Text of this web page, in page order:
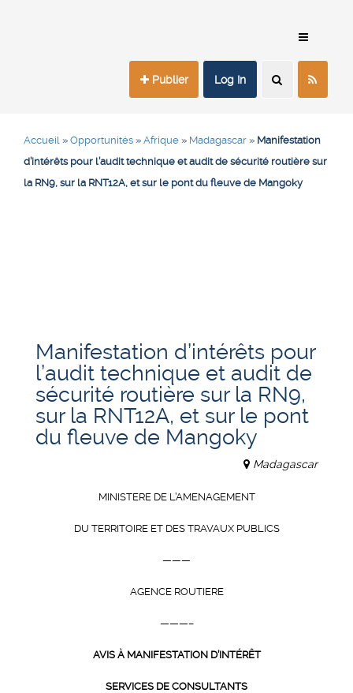
Publier Log In
Accueil » Opportunités » Afrique » Madagascar » Manifestation
d’intérêts pour l’audit technique et audit de sécurité routière sur
la RN9, sur la RNT12A, et sur le pont du fleuve de Mangoky
Manifestation d’intérêts pour
l’audit technique et audit de
sécurité routière sur la RN9,
sur la RNT12A, et sur le pont
du fleuve de Mangoky
Madagascar
MINISTERE DE L’AMENAGEMENT
DU TERRITOIRE ET DES TRAVAUX PUBLICS
———
AGENCE ROUTIERE
———–
AVIS À MANIFESTATION D’INTÉRÊT
SERVICES DE CONSULTANTS